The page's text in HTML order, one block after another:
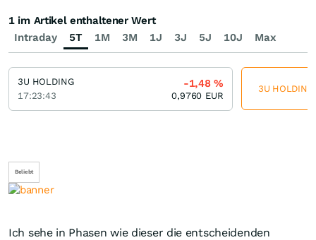
Beliebt
Ich sehe in Phasen wie dieser die entscheidenden
Intraday 5T 1M 3M 1J 3J 5J 10J Max
1 im Artikel enthaltener Wert
3U HOLDING
17:23:43
-1,48%
0,9760 EUR
3U